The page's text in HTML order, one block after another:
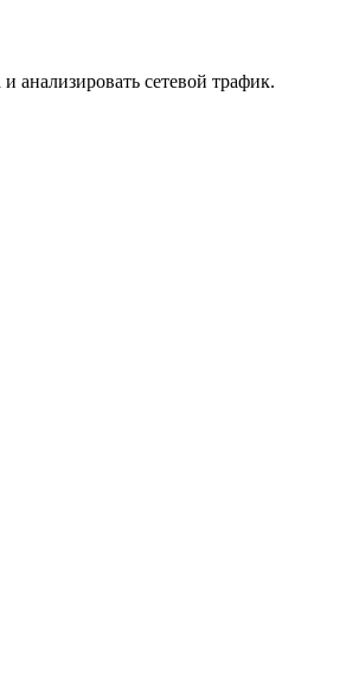
анализировать сетевой трафик.